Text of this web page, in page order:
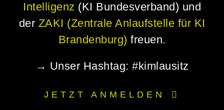
Intelligenz (KI Bundesverband) und
der ZAKI (Zentrale Anlaufstelle für KI
Brandenburg) freuen.
→ Unser Hashtag: #kimlausitz
JETZT ANMELDEN